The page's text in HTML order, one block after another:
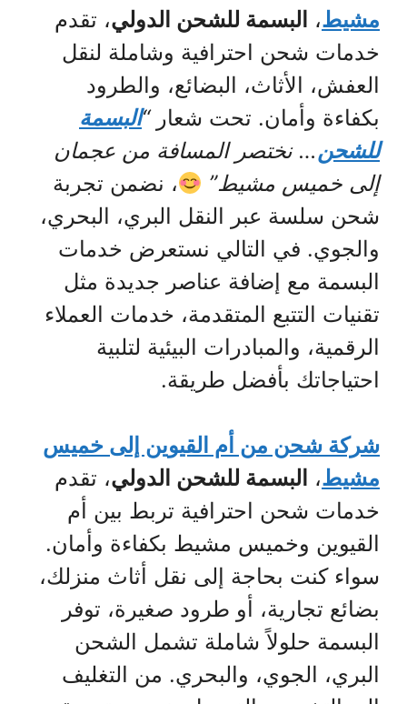
مشيط، البسمة للشحن الدولي، تقدم
خدمات شحن احترافية وشاملة لنقل
العفش، الأثاث، البضائع، والطرود
بكفاءة وأمان. تحت شعار“البسمة
للشحن… نختصر المسافة من عجمان
إلى خميس مشيط”
، نضمن تجربة
شحن سلسة عبر النقل البري، البحري،
والجوي. في التالي نستعرض خدمات
البسمة مع إضافة عناصر جديدة مثل
تقنيات التتبع المتقدمة، خدمات العملاء
الرقمية، والمبادرات البيئية لتلبية
احتياجاتك بأفضل طريقة.
شركة شحن من أم القيوين إلى خميس
مشيط، البسمة للشحن الدولي، تقدم
خدمات شحن احترافية تربط بين أم
القيوين وخميس مشيط بكفاءة وأمان.
سواء كنت بحاجة إلى نقل أثاث منزلك،
بضائع تجارية، أو طرود صغيرة، توفر
البسمة حلولاً شاملة تشمل الشحن
البري، الجوي، والبحري. من التغليف